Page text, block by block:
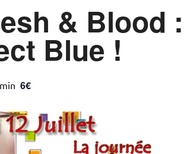
& Blood :
Blue !
6€